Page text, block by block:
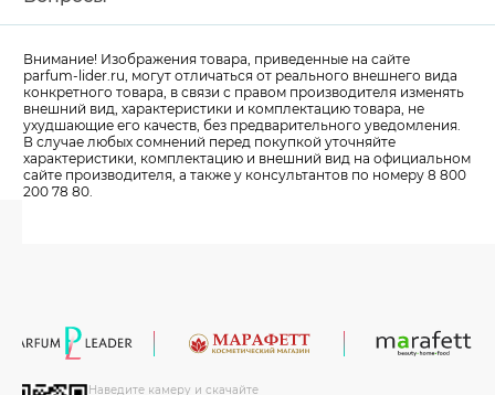
Внимание! Изображения товара, приведенные на сайте
parfum-lider.ru, могут отличаться от реального внешнего вида
конкретного товара, в связи с правом производителя изменять
внешний вид, характеристики и комплектацию товара, не
ухудшающие его качеств, без предварительного уведомления.
В случае любых сомнений перед покупкой уточняйте
характеристики, комплектацию и внешний вид на официальном
сайте производителя, а также у консультантов по номеру 8 800
200 78 80.
Наведите камеру и скачайте